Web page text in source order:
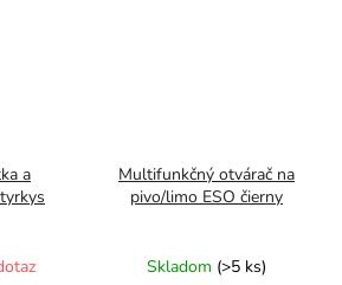
a
Multifunkčný otvárač na
pivo/limo ESO čierny
Skladom (>5 ks)